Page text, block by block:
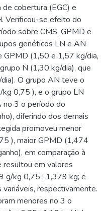
cobertura (EGC) e
Verificou-se efeito do
sobre CMS, GPMD e
genéticos LN e AN
GPMD (1,50 e 1,57 kg/dia,
N (1,30 kg/dia), que
O grupo AN teve o
0,75 ), e o grupo LN
no 3 o período do
diferindo dos demais
promoveu menor
), maior GPMD (1,474
em comparação à
resultou em valores
g/kg 0,75 ; 1,379 kg; e
respectivamente.
menores no 3 o